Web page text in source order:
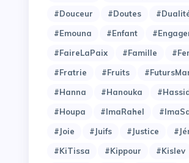
#Douceur
#Doutes
#Emouna
#Enfant
#FaireLaPaix
#Famille
#Fratrie
#Fruits
#Hanna
#Hanouka
#Houpa
#ImaRahel
#Joie
#Juifs #Justice
#KiTissa
#Kippour #Kislev